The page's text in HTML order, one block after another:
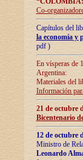
Co-
Capítulos del
la economía y
pdf )
En vísperas de
Argentina:
Materiales del
Información
21 de octubre
Bicentenario
12 de octubre
Ministro de
Leonardo